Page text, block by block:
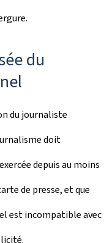
du
du journaliste
doit
depuis au moins
de presse, et que
est incompatible avec